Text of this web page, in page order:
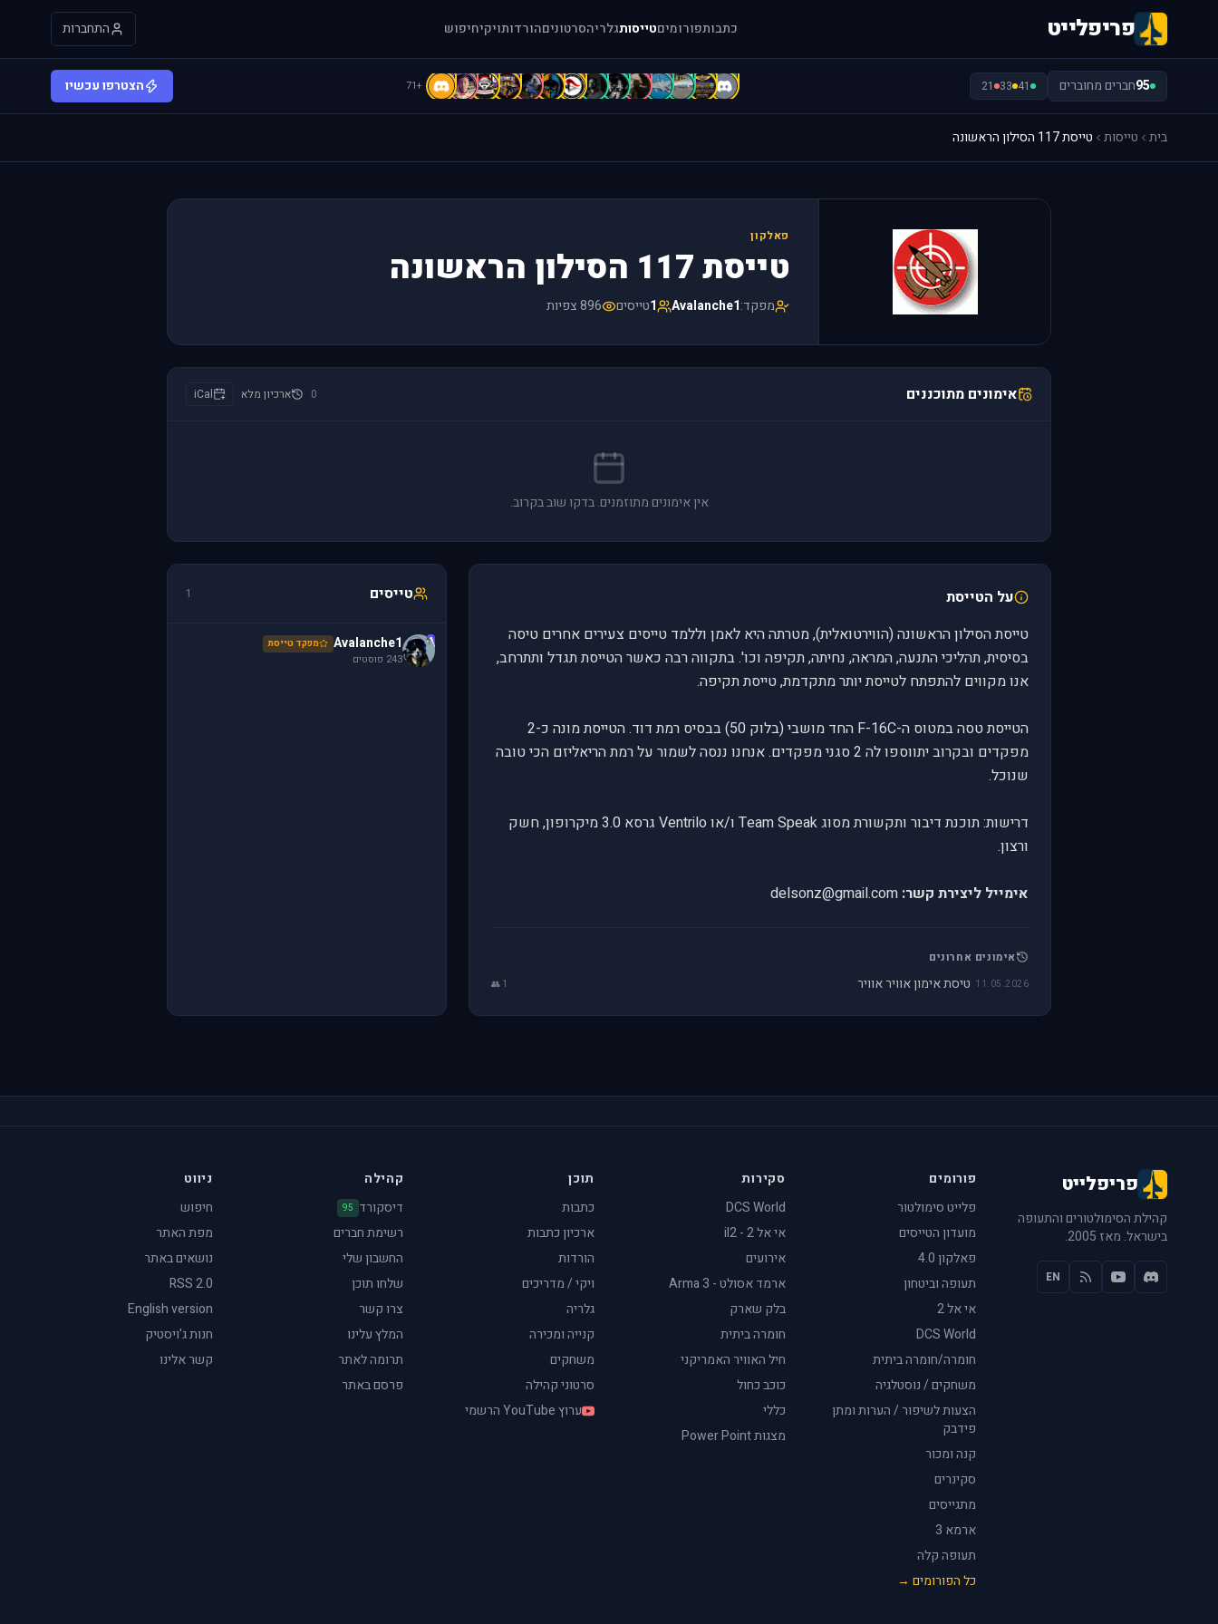
פריפלייט כתבותפורומיםטייסותגלריהסרטוניםהורדותויקיחיפוש התחברות
95חברים מחוברים 41
33
21
.
=
[
a
A
A
A
A
A
A
b
b
B
B
+71 הצטרפו עכשיו
בית טייסות טייסת 117 הסילון הראשונה
פאלקון
טייסת 117 הסילון הראשונה
מפקד:Avalanche1
1טייסים 896 צפיות
אימונים מתוכננים 0 ארכיון מלא iCal
אין אימונים מתוזמנים. בדקו שוב בקרוב.
על הטייסת
טייסת הסילון הראשונה (הווירטואלית), מטרתה היא לאמן וללמד טייסים צעירים אחרים טיסה
בסיסית, תהליכי התנעה, המראה, נחיתה, תקיפה וכו'. בתקווה רבה כאשר הטייסת תגדל ותתרחב,
אנו מקווים להתפתח לטייסת יותר מתקדמת, טייסת תקיפה.
הטייסת טסה במטוס ה-F-16C החד מושבי (בלוק 50) בבסיס רמת דוד. הטייסת מונה כ-2
מפקדים ובקרוב יתווספו לה 2 סגני מפקדים. אנחנו ננסה לשמור על רמת הריאליזם הכי טובה
שנוכל.
דרישות: תוכנת דיבור ותקשורת מסוג Team Speak ו/או Ventrilo גרסא 3.0 מיקרופון, חשק
ורצון.
אימייל ליצירת קשר:
אימונים אחרונים
11.05.2026 טיסת אימון אוויר אוויר 1 👥
טייסים 1
A
Avalanche1 מפקד טייסת
243 פוסטים
פריפלייט
קהילת הסימולטורים והתעופה
בישראל. מאז 2005.
EN
פורומים
פלייט סימולטור
מועדון הטייסים
פאלקון 4.0
תעופה וביטחון
אי אל 2
DCS World
חומרה/חומרה ביתית
משחקים / נוסטלגיה
הצעות לשיפור / הערות ומתן
פידבק
קנה ומכור
סקינרים
מתגייסים
ארמא 3
תעופה קלה
כל הפורומים →
סקירות
DCS World
אי אל 2 - il2
אירועים
ארמד אסולט - Arma 3
בלק שארק
חומרה ביתית
חיל האוויר האמריקני
כוכב כחול
כללי
מצגות Power Point
תוכן
כתבות
ארכיון כתבות
הורדות
ויקי / מדריכים
גלריה
קנייה ומכירה
משחקים
סרטוני קהילה
ערוץ YouTube הרשמי
קהילה
דיסקורד 95
רשימת חברים
החשבון שלי
שלחו תוכן
צרו קשר
המלץ עלינו
תרומה לאתר
פרסם באתר
ניווט
חיפוש
מפת האתר
נושאים באתר
RSS 2.0
English version
חנות ג'ויסטיק
קשר אלינו